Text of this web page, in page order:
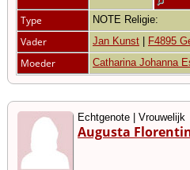
Type NOTE Religie:
Vader Jan Kunst F4895
Moeder Catharina Johanna
Echtgenote | Vrouwelijk
Augusta